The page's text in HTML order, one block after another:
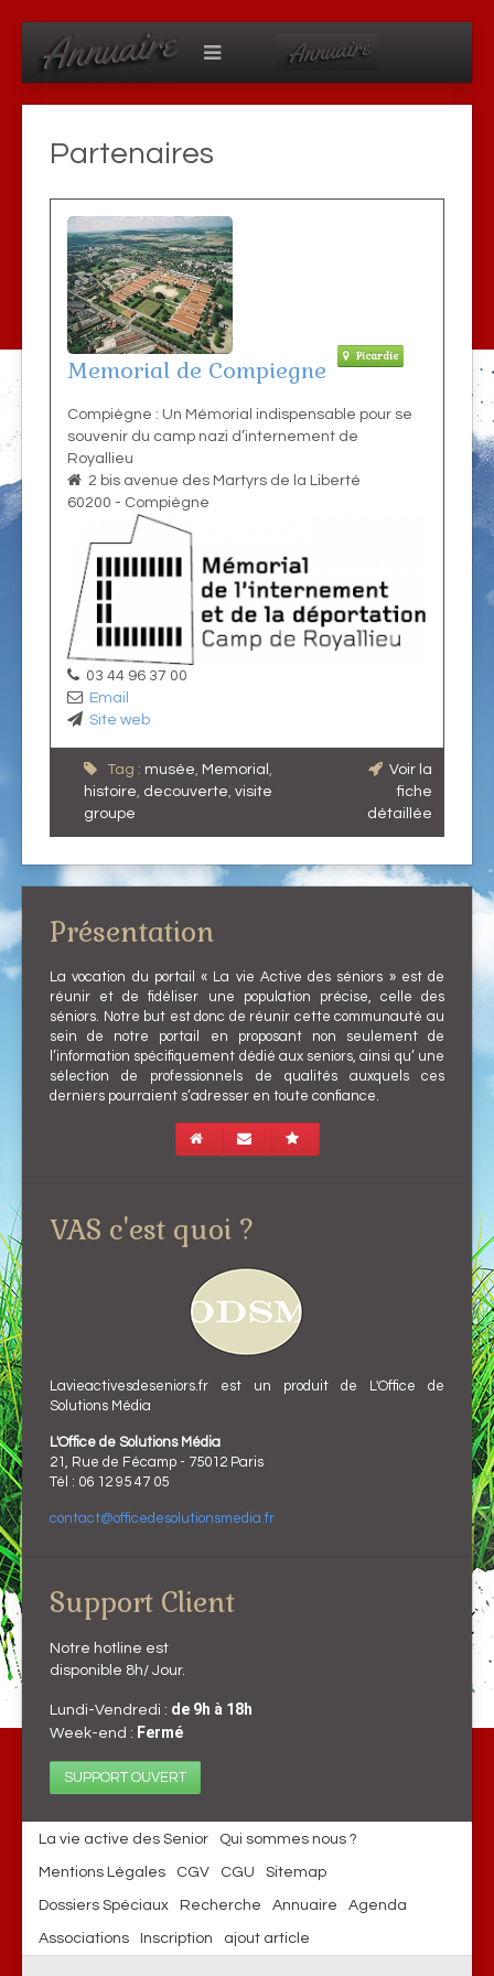
Partenaires
Memorial de Compiegne
Picardie
Compiègne : Un Mémorial indispensable pour se
souvenir du camp nazi d’internement de
Royallieu
2 bis avenue des Martyrs de la Liberté
60200 - Compiègne
03 44 96 37 00
Email
Site web
Tag : musée, Memorial ,
histoire, decouverte, visite
groupe
Voir la
fiche
détaillée
Présentation
La vocation du portail « La vie Active des séniors » est de
réunir et de fidéliser une population précise, celle des
séniors. Notre but est donc de réunir cette communauté au
sein de notre portail en proposant non seulement de
l’information spécifiquement dédié aux seniors, ainsi qu’ une
sélection de professionnels de qualités auxquels ces
derniers pourraient s’adresser en toute confiance.
VAS c'est quoi ?
Lavieactivesdeseniors.fr est un produit de L'Office de
Solutions Média
L'Office de Solutions Média
21, Rue de Fécamp - 75012 Paris
Tél : 06 12 95 47 05
contact@officedesolutionsmedia.fr
Support Client
Notre hotline est
disponible 8h/ Jour.
Lundi-Vendredi : de 9h à 18h
Week-end : Fermé
SUPPORT OUVERT
La vie active des Senior Qui sommes nous ?
Mentions Légales CGV CGU Sitemap
Dossiers Spéciaux Recherche Annuaire Agenda
Associations Inscription ajout article